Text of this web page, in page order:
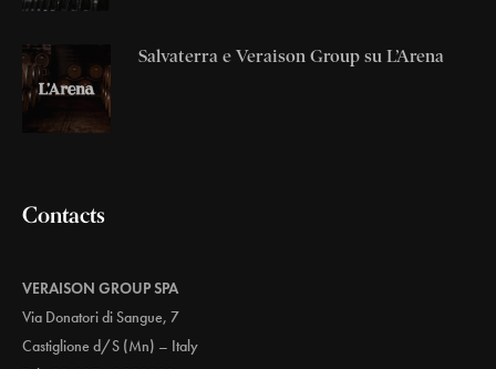
Salvaterra e Veraison Group su L’Arena
Contacts
VERAISON GROUP SPA
Via Donatori di Sangue, 7
Castiglione d/S (Mn) – Italy